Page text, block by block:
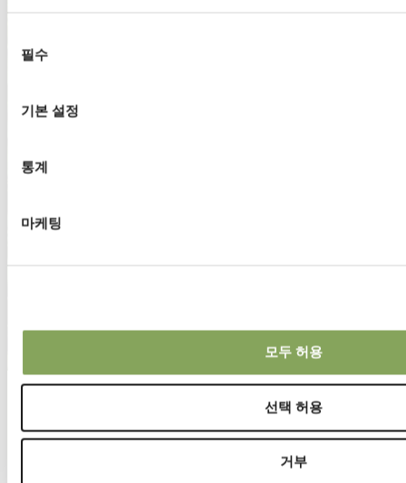
필수
기본 설정
통계
마케팅
모두 허용
선택 허용
거부
스페인의 Santiago Martin